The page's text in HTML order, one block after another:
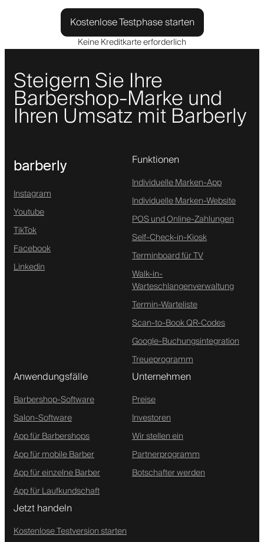
Kostenlose Testphase starten
Keine Kreditkarte erforderlich
Steigern Sie Ihre
Barbershop-Marke und
Ihren Umsatz mit Barberly
barberly
Instagram
Youtube
TikTok
Facebook
Linkedin
Funktionen
Individuelle Marken-App
Individuelle Marken-Website
POS und Online-Zahlungen
Self-Check-in-Kiosk
Terminboard für TV
Walk-in-
Warteschlangenverwaltung
Termin-Warteliste
Scan-to-Book QR-Codes
Google-Buchungsintegration
Treueprogramm
Anwendungsfälle
Barbershop-Software
Salon-Software
App für Barbershops
App für mobile Barber
App für einzelne Barber
App für Laufkundschaft
Unternehmen
Preise
Investoren
Wir stellen ein
Partnerprogramm
Botschafter werden
Jetzt handeln
Kostenlose Testversion starten